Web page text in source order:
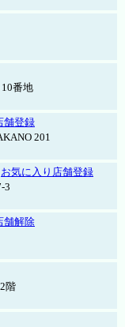
番地
舗登録
201
お気に入り店舗登録
3
舗解除
階